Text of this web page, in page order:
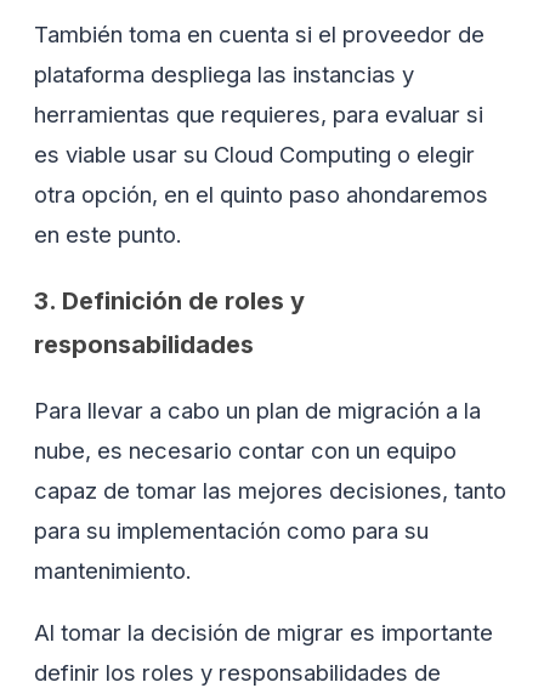
También toma en cuenta si el proveedor de
plataforma despliega las instancias y
herramientas que requieres, para evaluar si
es viable usar su Cloud Computing o elegir
otra opción, en el quinto paso ahondaremos
en este punto.
3. Definición de roles y
responsabilidades
Para llevar a cabo un plan de migración a la
nube, es necesario contar con un equipo
capaz de tomar las mejores decisiones, tanto
para su implementación como para su
mantenimiento.
Al tomar la decisión de migrar es importante
definir los roles y responsabilidades de